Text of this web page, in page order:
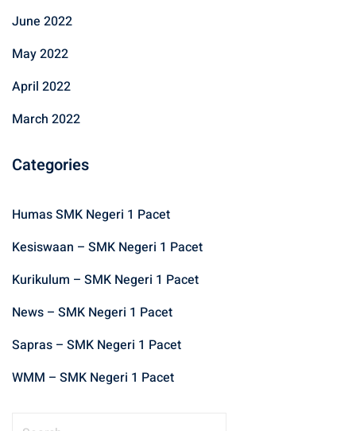
June 2022
May 2022
April 2022
March 2022
Categories
Humas SMK Negeri 1 Pacet
Kesiswaan – SMK Negeri 1 Pacet
Kurikulum – SMK Negeri 1 Pacet
News – SMK Negeri 1 Pacet
Sapras – SMK Negeri 1 Pacet
WMM – SMK Negeri 1 Pacet